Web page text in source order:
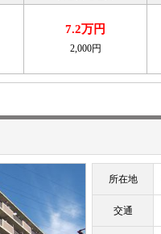
7.2万円
2,000円
所在地
交通